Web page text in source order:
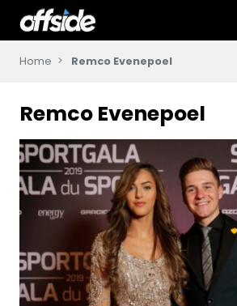
Home Remco Evenepoel
Remco Evenepoel